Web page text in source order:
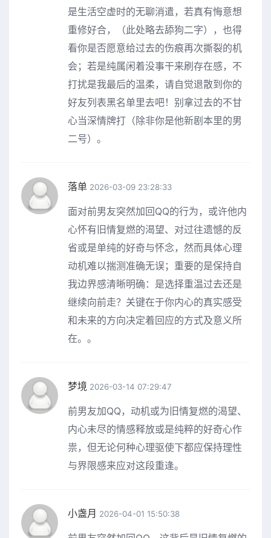
是生活空虚时的无聊消遣，若真有悔意想
重修好合，（此处略去舔狗二字），也得
看你是否愿意给过去的伤痕再次撕裂的机
会；若是纯属闲着没事干来刷存在感，不
打扰是我最后的温柔，请自觉退散到你的
好友列表黑名单里去吧！别拿过去的不甘
心当深情牌打（除非你是他新剧本里的男
二号）。
落单2026-03-09 23:28:33
面对前男友突然加回QQ的行为，或许他内
心怀有旧情复燃的渴望、对过往遗憾的反
省或是单纯的好奇与怀念，然而具体心理
动机难以揣测准确无误；重要的是保持自
我边界感清晰明确：是选择重温过去还是
继续向前走？关键在于你内心的真实感受
和未来的方向决定着回应的方式及意义所
在。。
梦境 2026-03-14 07:29:47
前男友加QQ，动机或为旧情复燃的渴望、
内心未尽的情感释放或是纯粹的好奇心作
祟，但无论何种心理驱使下都应保持理性
与界限感来应对这段重逢。
小盏月 2026-04-01 15:50:38